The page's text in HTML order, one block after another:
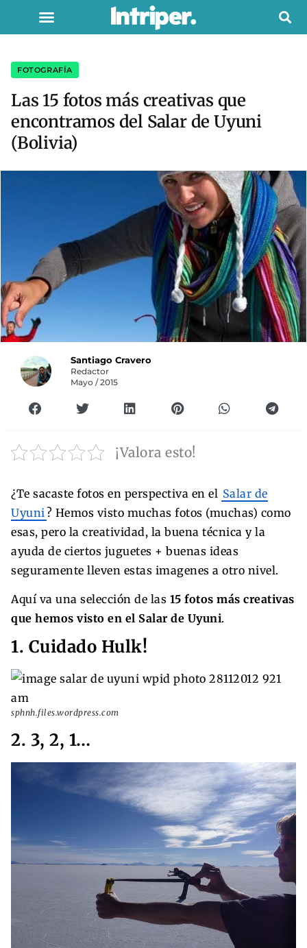
FOTOGRAFÍA
Las 15 fotos más creativas que
encontramos del Salar de Uyuni
(Bolivia)
Santiago Cravero
Redactor
Mayo / 2015
¡Valora esto!
¿Te sacaste fotos en perspectiva en el Salar de
Uyuni ? Hemos visto muchas fotos (muchas) como
esas, pero la creatividad, la buena técnica y la
ayuda de ciertos juguetes + buenas ideas
seguramente lleven estas imagenes a otro nivel.
Aquí va una selección de las 15 fotos más creativas
que hemos visto en el Salar de Uyuni.
1. Cuidado Hulk!
sphnh.files.wordpress.com
2. 3, 2, 1…